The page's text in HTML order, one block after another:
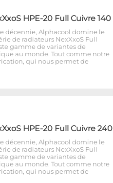
HPE-20 Full Cuivre 140
décennie, Alphacool domine le
de radiateurs NexXxoS Full
gamme de variantes de
au monde. Tout comme notre
qui nous permet de
HPE-20 Full Cuivre 240
décennie, Alphacool domine le
de radiateurs NexXxoS Full
gamme de variantes de
au monde. Tout comme notre
qui nous permet de